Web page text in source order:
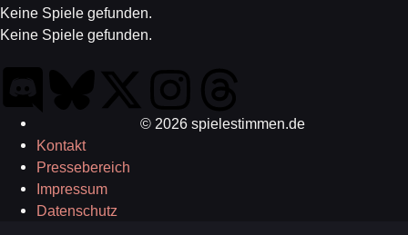
Keine Spiele gefunden.
Keine Spiele gefunden.
© 2026 spielestimmen.de
Kontakt
Pressebereich
Impressum
Datenschutz